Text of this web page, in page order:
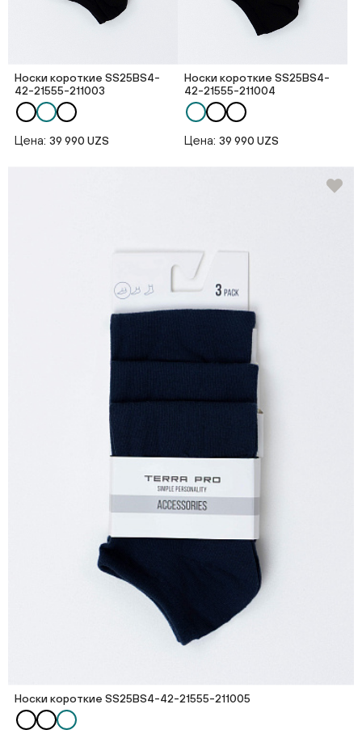
Носки короткие SS25BS4-
42-21555-211003
Цена: 39 990 UZS
Носки короткие SS25BS4-
42-21555-211004
Цена: 39 990 UZS
Носки короткие SS25BS4-42-21555-211005